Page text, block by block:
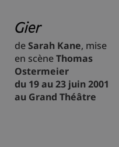
Gier
deSarah Kane, mise
en scèneThomas
Ostermeier
du 19 au 23 juin 2001
au Grand Théâtre